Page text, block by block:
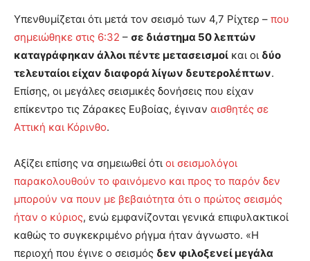
Υπενθυμίζεται ότι μετά τον σεισμό των 4,7 Ρίχτερ – που
σημειώθηκε στις 6:32 – σε διάστημα 50 λεπτών
καταγράφηκαν άλλοι πέντε μετασεισμοί και οι δύο
τελευταίοι είχαν διαφορά λίγων δευτερολέπτων.
Επίσης, οι μεγάλες σεισμικές δονήσεις που είχαν
επίκεντρο τις Ζάρακες Ευβοίας, έγιναν αισθητές σε
Αττική και Κόρινθο.
Αξίζει επίσης να σημειωθεί ότι οι σεισμολόγοι
παρακολουθούν το φαινόμενο και προς το παρόν δεν
μπορούν να πουν με βεβαιότητα ότι ο πρώτος σεισμός
ήταν ο κύριος, ενώ εμφανίζονται γενικά επιφυλακτικοί
καθώς το συγκεκριμένο ρήγμα ήταν άγνωστο. «Η
περιοχή που έγινε ο σεισμός δεν φιλοξενεί μεγάλα